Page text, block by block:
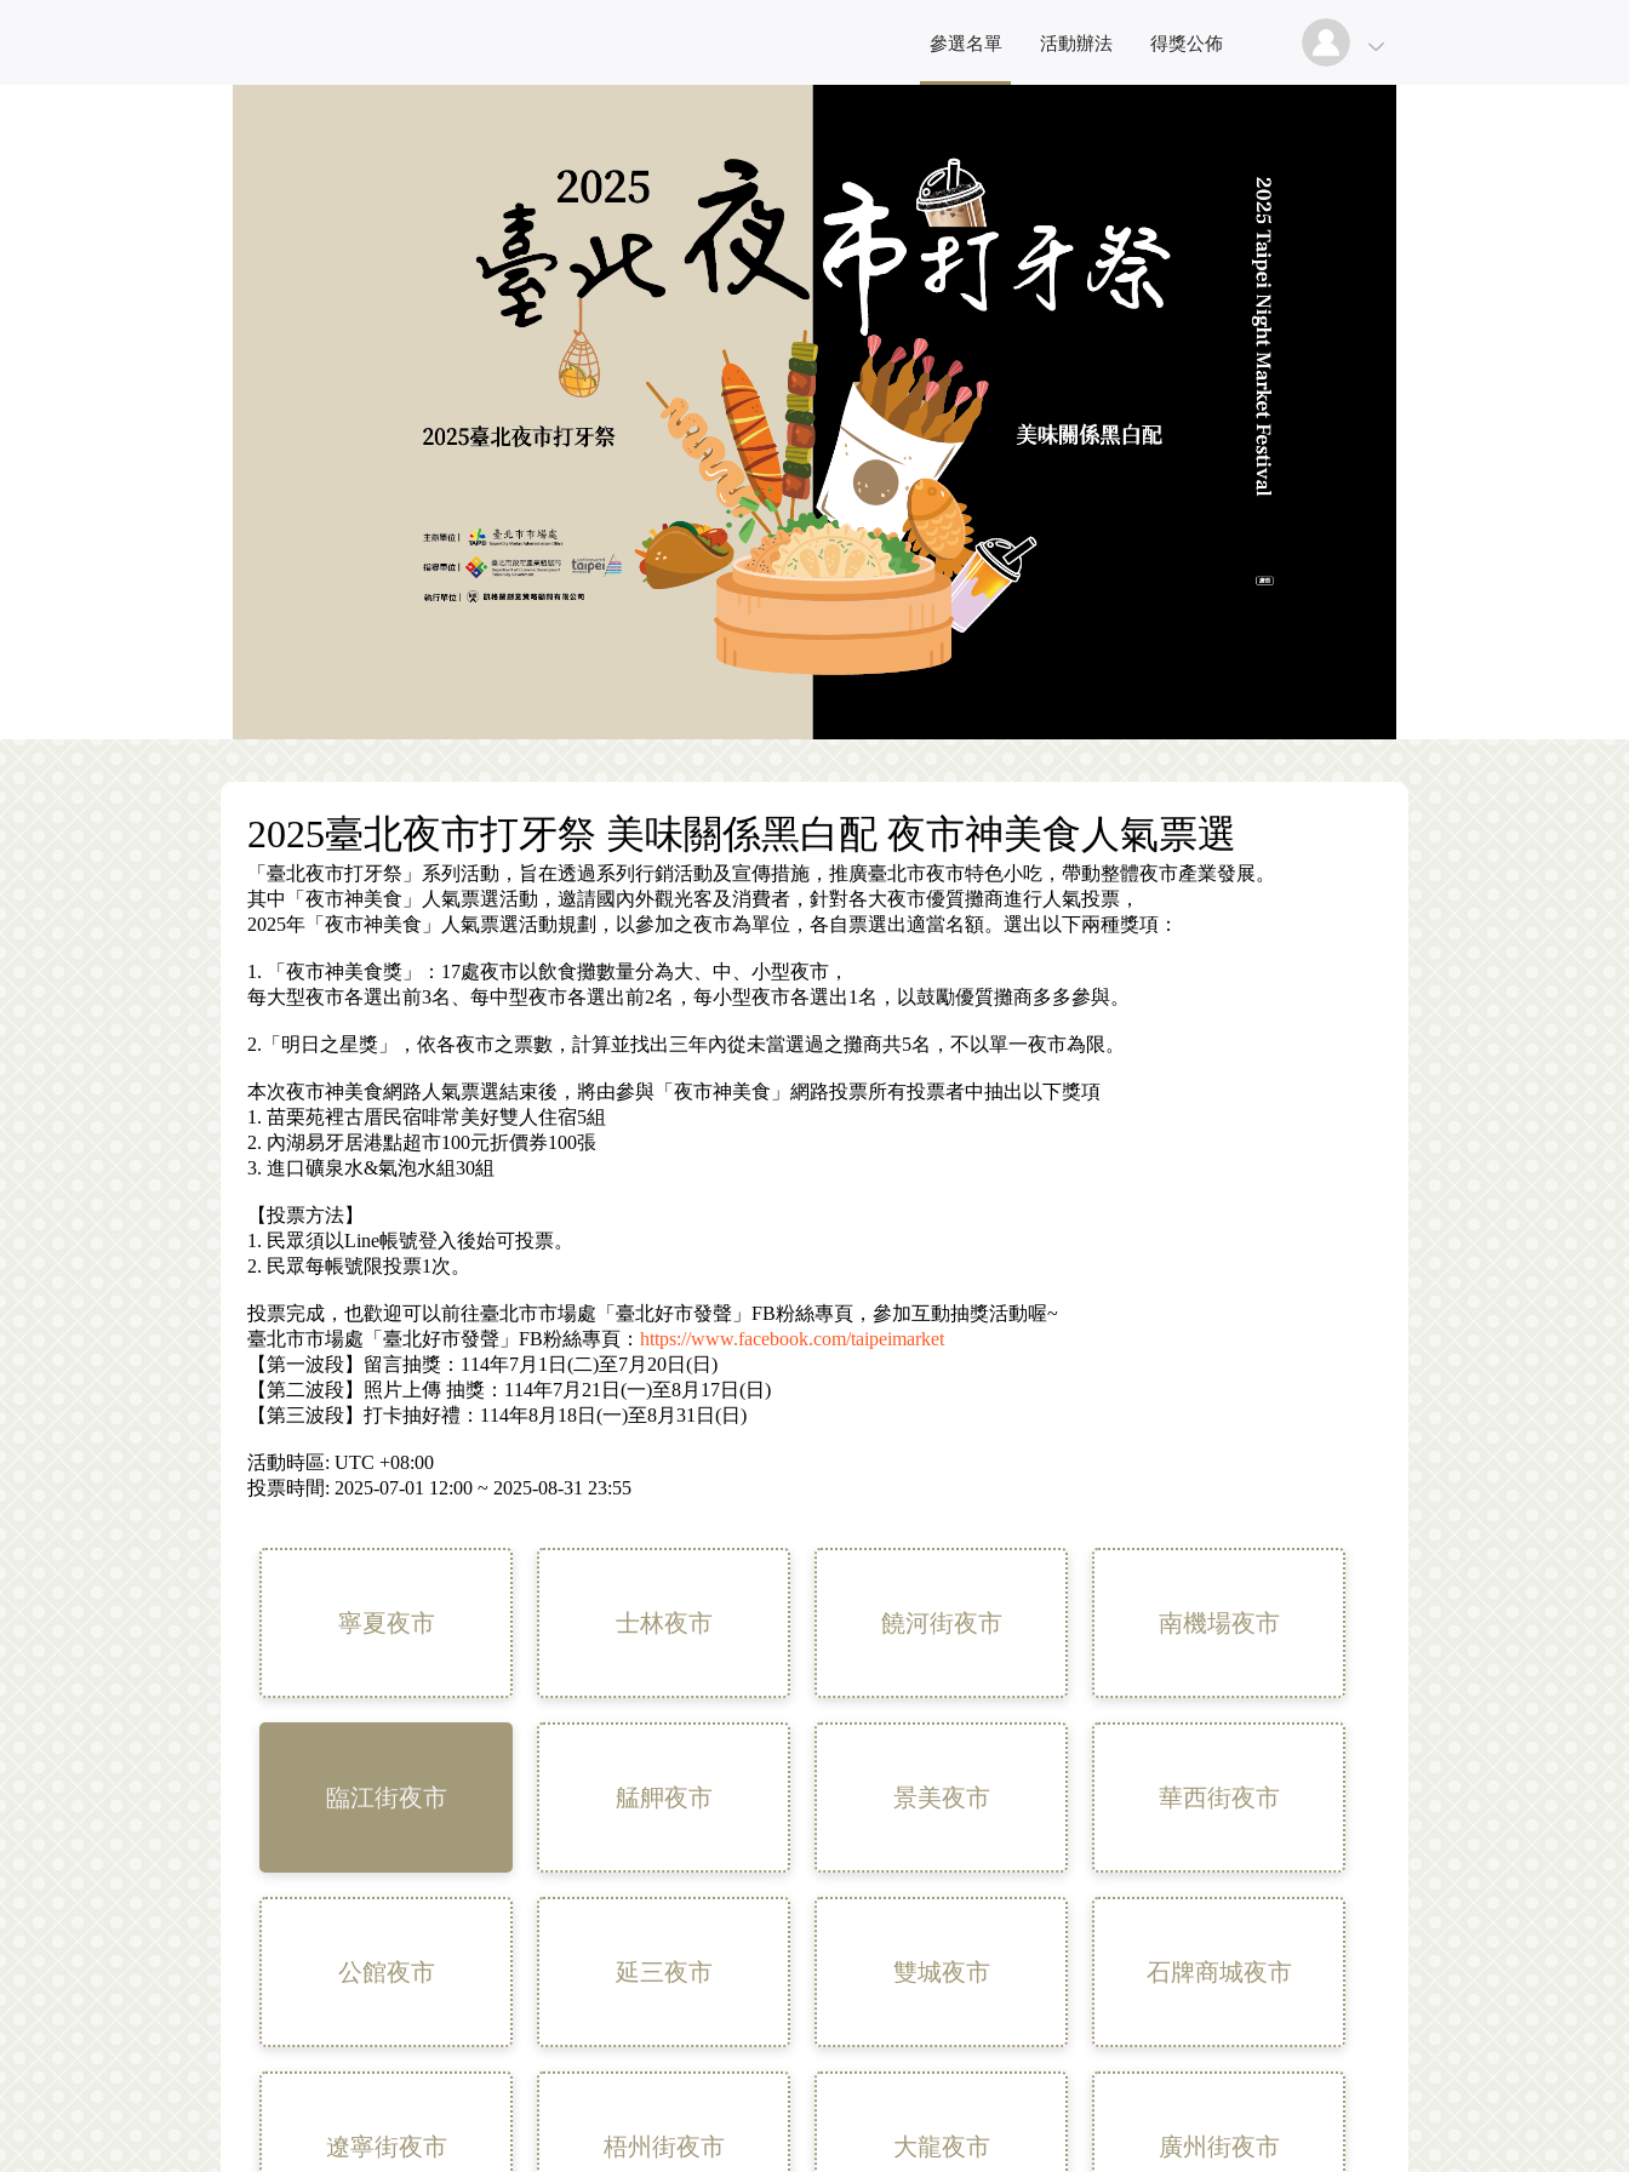
參選名單 活動辦法 得獎公佈
2025臺北夜市打牙祭 美味關係黑白配 夜市神美食人氣票選
「臺北夜市打牙祭」系列活動，旨在透過系列行銷活動及宣傳措施，推廣臺北市夜市特色小吃，帶動整體夜市產業發展。
其中「夜市神美食」人氣票選活動，邀請國內外觀光客及消費者，針對各大夜市優質攤商進行人氣投票，
2025年「夜市神美食」人氣票選活動規劃，以參加之夜市為單位，各自票選出適當名額。選出以下兩種獎項：
1. 「夜市神美食獎」：17處夜市以飲食攤數量分為大、中、小型夜市，
每大型夜市各選出前3名、每中型夜市各選出前2名，每小型夜市各選出1名，以鼓勵優質攤商多多參與。
2.「明日之星獎」，依各夜市之票數，計算並找出三年內從未當選過之攤商共5名，不以單一夜市為限。
本次夜市神美食網路人氣票選結束後，將由參與「夜市神美食」網路投票所有投票者中抽出以下獎項
1. 苗栗苑裡古厝民宿啡常美好雙人住宿5組
2. 內湖易牙居港點超市100元折價券100張
3. 進口礦泉水&氣泡水組30組
【投票方法】
1. 民眾須以Line帳號登入後始可投票。
2. 民眾每帳號限投票1次。
投票完成，也歡迎可以前往臺北市市場處「臺北好市發聲」FB粉絲專頁，參加互動抽獎活動喔~
臺北市市場處「臺北好市發聲」FB粉絲專頁： https://www.facebook.com/taipeimarket
【第一波段】留言抽獎：114年7月1日(二)至7月20日(日)
【第二波段】照片上傳 抽獎：114年7月21日(一)至8月17日(日)
【第三波段】打卡抽好禮：114年8月18日(一)至8月31日(日)
活動時區: UTC +08:00
投票時間: 2025-07-01 12:00 ~ 2025-08-31 23:55
寧夏夜市 士林夜市 饒河街夜市 南機場夜市
臨江街夜市 艋舺夜市 景美夜市 華西街夜市
公館夜市 延三夜市 雙城夜市 石牌商城夜市
遼寧街夜市 梧州街夜市 大龍夜市 廣州街夜市